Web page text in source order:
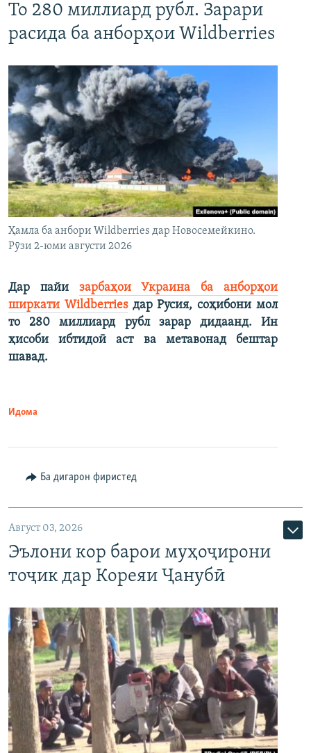
То 280 миллиард рубл. Зарари
расида ба анборҳои Wildberries
Ҳамла ба анбори Wildberries дар Новосемейкино.
Рӯзи 2-юми августи 2026
Дар пайи зарбаҳои Украина ба анборҳои
ширкати Wildberriesдар Русия, соҳибони мол
то 280 миллиард рубл зарар дидаанд. Ин
ҳисоби ибтидоӣ аст ва метавонад бештар
шавад.
Идома
Ба дигарон фиристед
Август 03, 2026
Эълони кор барои муҳоҷирони
тоҷик дар Кореяи Ҷанубӣ